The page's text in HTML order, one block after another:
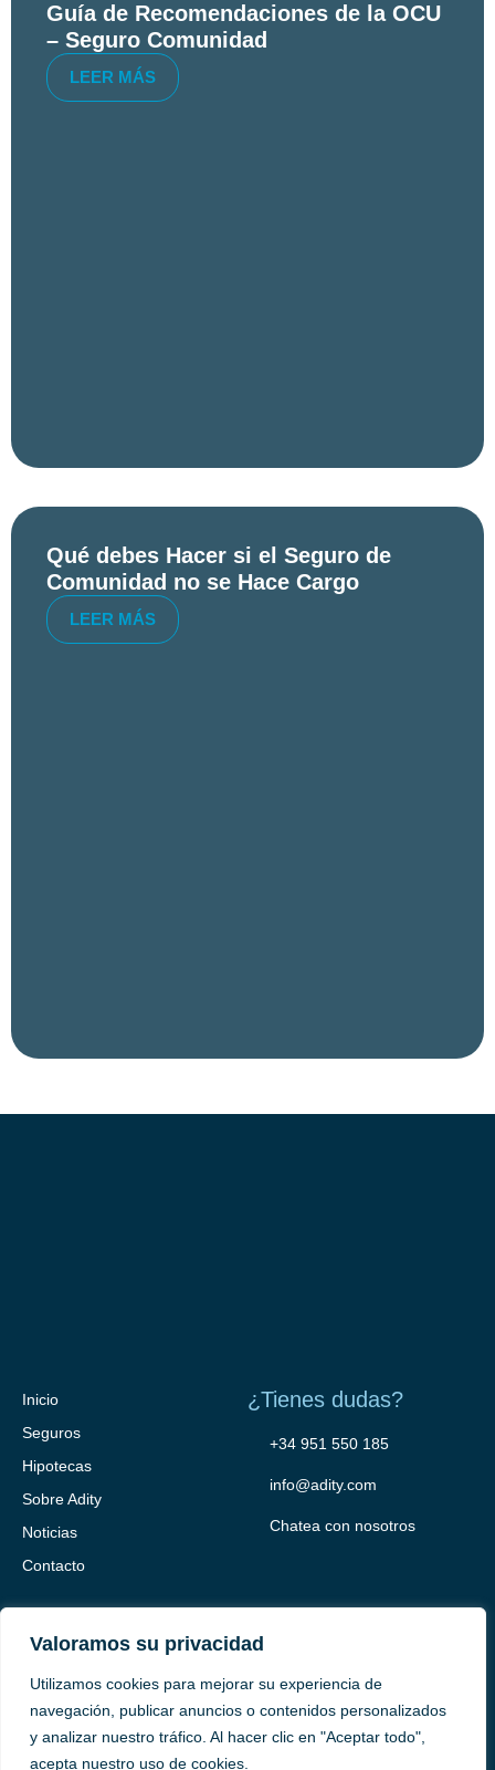
Valoramos su privacidad
Utilizamos cookies para mejorar su experiencia de
navegación, publicar anuncios o contenidos personalizados
y analizar nuestro tráfico. Al hacer clic en "Aceptar todo",
acepta nuestro uso de cookies.
Guía de Recomendaciones de la OCU
– Seguro Comunidad
LEER MÁS
Qué debes Hacer si el Seguro de
Comunidad no se Hace Cargo
LEER MÁS
Inicio
Seguros
Hipotecas
Sobre Adity
Noticias
Contacto
¿Tienes dudas?
+34 951 550 185
info@adity.com
Chatea con nosotros
Adity Seguros – Mapa del Sitio –